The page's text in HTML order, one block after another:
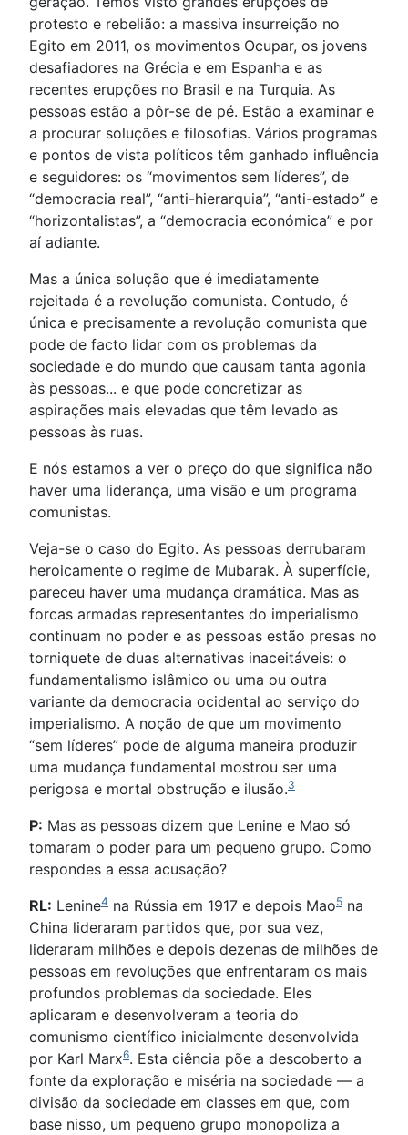
protesto e rebelião: a massiva insurreição no
Egito em 2011, os movimentos Ocupar, os jovens
desafiadores na Grécia e em Espanha e as
recentes erupções no Brasil e na Turquia. As
pessoas estão a pôr-se de pé. Estão a examinar e
a procurar soluções e filosofias. Vários programas
e pontos de vista políticos têm ganhado influência
e seguidores: os “movimentos sem líderes”, de
“democracia real”, “anti-hierarquia”, “anti-estado” e
“horizontalistas”, a “democracia económica” e por
aí adiante.
Mas a única solução que é imediatamente
rejeitada é a revolução comunista. Contudo, é
única e precisamente a revolução comunista que
pode de facto lidar com os problemas da
sociedade e do mundo que causam tanta agonia
às pessoas... e que pode concretizar as
aspirações mais elevadas que têm levado as
pessoas às ruas.
E nós estamos a ver o preço do que significa não
haver uma liderança, uma visão e um programa
comunistas.
Veja-se o caso do Egito. As pessoas derrubaram
heroicamente o regime de Mubarak. À superfície,
pareceu haver uma mudança dramática. Mas as
forcas armadas representantes do imperialismo
continuam no poder e as pessoas estão presas no
torniquete de duas alternativas inaceitáveis: o
fundamentalismo islâmico ou uma ou outra
variante da democracia ocidental ao serviço do
imperialismo. A noção de que um movimento
“sem líderes” pode de alguma maneira produzir
uma mudança fundamental mostrou ser uma
perigosa e mortal obstrução e ilusão.3
P: Mas as pessoas dizem que Lenine e Mao só
tomaram o poder para um pequeno grupo. Como
respondes a essa acusação?
RL: Lenine4 na Rússia em 1917 e depois Mao5 na
China lideraram partidos que, por sua vez,
lideraram milhões e depois dezenas de milhões de
pessoas em revoluções que enfrentaram os mais
profundos problemas da sociedade. Eles
aplicaram e desenvolveram a teoria do
comunismo científico inicialmente desenvolvida
por Karl Marx6. Esta ciência põe a descoberto a
fonte da exploração e miséria na sociedade — a
divisão da sociedade em classes em que, com
base nisso, um pequeno grupo monopoliza a